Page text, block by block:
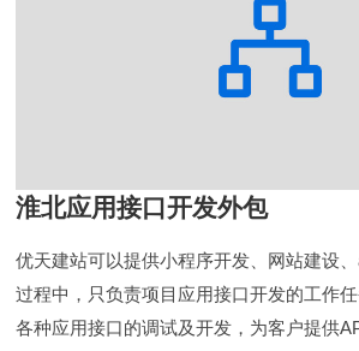
淮北应用接口开发外包
优天建站可以提供小程序开发、网站建设
过程中，只负责项目应用接口开发的工作
各种应用接口的调试及开发，为客户提供